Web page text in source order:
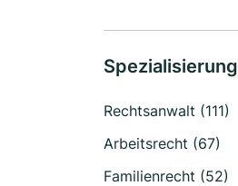
Spezialisierung
Rechtsanwalt (111)
Arbeitsrecht (67)
Familienrecht (52)